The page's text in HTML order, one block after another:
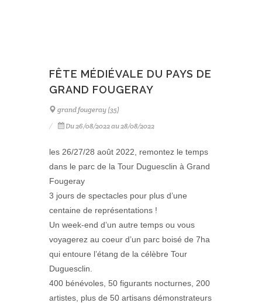
FÊTE MÉDIÉVALE DU PAYS DE
GRAND FOUGERAY
grand fougeray (35)
Du 26/08/2022 au 28/08/2022
les 26/27/28 août 2022, remontez le temps
dans le parc de la Tour Duguesclin à Grand
Fougeray
3 jours de spectacles pour plus d’une
centaine de représentations !
Un week-end d’un autre temps ou vous
voyagerez au coeur d’un parc boisé de 7ha
qui entoure l’étang de la célèbre Tour
Duguesclin.
400 bénévoles, 50 figurants nocturnes, 200
artistes, plus de 50 artisans démonstrateurs